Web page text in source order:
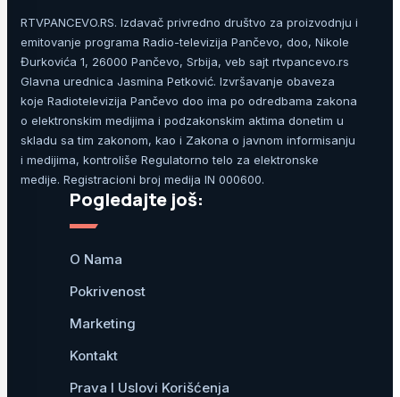
RTVPANCEVO.RS. Izdavač privredno društvo za proizvodnju i
emitovanje programa Radio-televizija Pančevo, doo, Nikole
Đurkovića 1, 26000 Pančevo, Srbija, veb sajt rtvpancevo.rs
Glavna urednica Jasmina Petković. Izvršavanje obaveza
koje Radiotelevizija Pančevo doo ima po odredbama zakona
o elektronskim medijima i podzakonskim aktima donetim u
skladu sa tim zakonom, kao i Zakona o javnom informisanju
i medijima, kontroliše Regulatorno telo za elektronske
medije. Registracioni broj medija IN 000600.
Pogledajte još:
O Nama
Pokrivenost
Marketing
Kontakt
Prava I Uslovi Korišćenja